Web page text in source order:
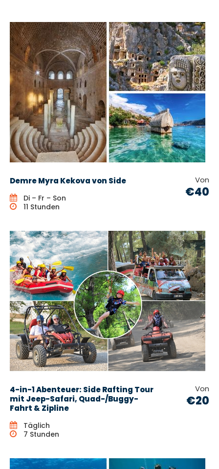
Demre Myra Kekova von Side Von
€40
Di – Fr – Son
11 Stunden
4-in-1 Abenteuer: Side Rafting Tour
mit Jeep-Safari, Quad-/Buggy-
Fahrt & Zipline
Von
€20
Täglich
7 Stunden